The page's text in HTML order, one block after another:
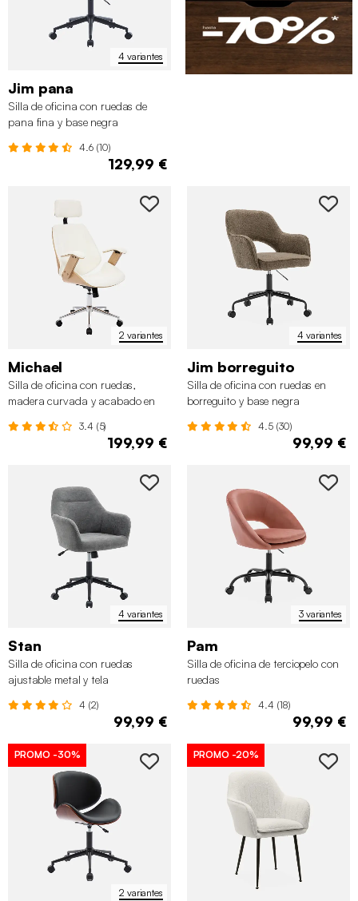
4 variantes
Jim pana
Silla de oficina con ruedas de
pana fina y base negra
4.6 (10)
129,99 €
2 variantes
Michael
Silla de oficina con ruedas,
madera curvada y acabado en
3.4 (5)
199,99 €
4 variantes
Jim borreguito
Silla de oficina con ruedas en
borreguito y base negra
4.5 (30)
99,99 €
4 variantes
Stan
Silla de oficina con ruedas
ajustable metal y tela
4 (2)
99,99 €
3 variantes
Pam
Silla de oficina de terciopelo con
ruedas
4.4 (18)
99,99 €
2 variantes
PROMO -30% PROMO -20%